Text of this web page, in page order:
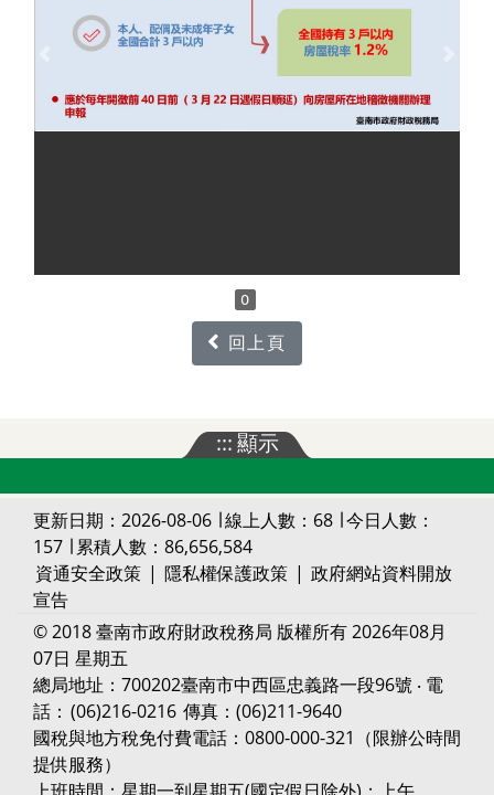
0
回上頁
:::顯示
更新日期：2026-08-06 ∣ 線上人數：68 ∣ 今日人數：
157 ∣ 累積人數：86,656,584
資通安全政策 | 隱私權保護政策 | 政府網站資料開放
宣告
© 2018 臺南市政府財政稅務局 版權所有 2026年08月
07日 星期五
總局地址：700202臺南市中西區忠義路一段96號 ‧ 電
話： (06)216-0216 傳真：(06)211-9640
國稅與地方稅免付費電話：0800-000-321（限辦公時間
提供服務）